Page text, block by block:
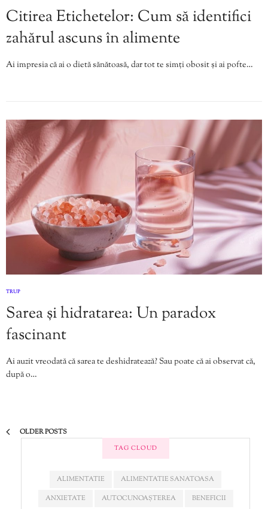
Citirea Etichetelor: Cum să identifici
zahărul ascuns în alimente
Ai impresia că ai o dietă sănătoasă, dar tot te simți obosit și ai pofte…
TRUP
Sarea și hidratarea: Un paradox
fascinant
Ai auzit vreodată că sarea te deshidratează? Sau poate că ai observat că,
după o…
OLDER POSTS
TAG CLOUD
ALIMENTATIE
ALIMENTATIE SANATOASA
ANXIETATE
AUTOCUNOAȘTEREA
BENEFICII